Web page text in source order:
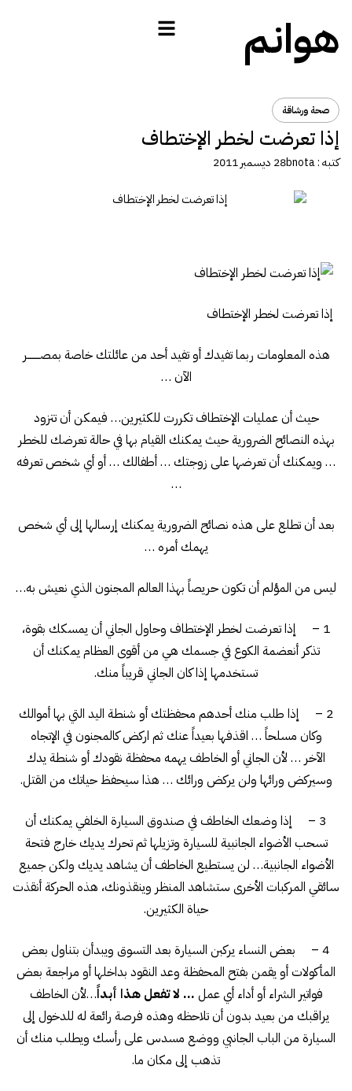
هوانم
صحة ورشاقة
إذا تعرضت لخطر الإختطاف
كتبه :bnota28 ديسمبر 2011
إذا تعرضت لخطر الإختطاف
هذه المعلومات ربما تفيدك أو تفيد أحد من عائلتك خاصة بمصــــــــر
الآن …
حيث أن عمليات الإختطاف تكررت للكثيرين… فيمكن أن تتزود
بهذه النصائح الضرورية حيث يمكنك القيام بها في حالة تعرضك للخطر
… ويمكنك أن تعرضها على زوجتك … أطفالك … أو أي شخص تعرفه
…
بعد أن تطلع على هذه نصائح الضرورية يمكنك إرسالها إلى أي شخص
يهمك أمره …
ليس من المؤلم أن تكون حريصاً بهذا العالم المجنون الذي نعيش به…
1 – إذا تعرضت لخطر الإختطاف وحاول الجاني أن يمسكك بقوة،
تذكر أنعضمة الكوع في جسمك هي من أقوى العظام يمكنك أن
تستخدمها إذا كان الجاني قريباً منك.
2 – إذا طلب منك أحدهم محفظتك أو شنطة اليد التي بها أموالك
وكان مسلحاً … اقذفها بعيداً عنك ثم اركض كالمجنون في الإتجاه
الآخر … لأن الجاني أو الخاطف يهمه محفظة نقودك أو شنطة يدك
وسيركض ورائها ولن يركض ورائك … هذا سيحفظ حياتك من القتل.
3 – إذا وضعك الخاطف في صندوق السيارة الخلفي يمكنك أن
تسحب الأضواء الجانبية للسيارة وتزيلها ثم تحرك يديك خارج فتحة
الأضواء الجانبية… لن يستطيع الخاطف أن يشاهد يديك ولكن جميع
سائقي المركبات الأخرى ستشاهد المنظر وينقذونك، هذه الحركة أنقذت
حياة الكثيرين.
4 – بعض النساء يركبن السيارة بعد التسوق ويبدأن بتناول بعض
المأكولات أو يقمن بفتح المحفظة وعد النقود بداخلها أو مراجعة بعض
فواتير الشراء أو أداء أي عمل … لا تفعل هذا أبداً…لأن الخاطف
يراقبك من بعيد بدون أن تلاحظه وهذه فرصة رائعة له للدخول إلى
السيارة من الباب الجانبي ووضع مسدس على رأسك ويطلب منك أن
تذهب إلى مكان ما.